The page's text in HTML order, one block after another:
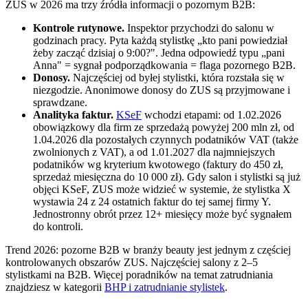
ZUS w 2026 ma trzy źródła informacji o pozornym B2B:
Kontrole rutynowe. Inspektor przychodzi do salonu w
godzinach pracy. Pyta każdą stylistkę „kto pani powiedział
żeby zacząć dzisiaj o 9:00?". Jedna odpowiedź typu „pani
Anna" = sygnał podporządkowania = flaga pozornego B2B.
Donosy. Najczęściej od byłej stylistki, która rozstała się w
niezgodzie. Anonimowe donosy do ZUS są przyjmowane i
sprawdzane.
Analityka faktur. KSeF wchodzi etapami: od 1.02.2026
obowiązkowy dla firm ze sprzedażą powyżej 200 mln zł, od
1.04.2026 dla pozostałych czynnych podatników VAT (także
zwolnionych z VAT), a od 1.01.2027 dla najmniejszych
podatników wg kryterium kwotowego (faktury do 450 zł,
sprzedaż miesięczna do 10 000 zł). Gdy salon i stylistki są już
objęci KSeF, ZUS może widzieć w systemie, że stylistka X
wystawia 24 z 24 ostatnich faktur do tej samej firmy Y.
Jednostronny obrót przez 12+ miesięcy może być sygnałem
do kontroli.
Trend 2026: pozorne B2B w branży beauty jest jednym z częściej
kontrolowanych obszarów ZUS. Najczęściej salony z 2–5
stylistkami na B2B. Więcej poradników na temat zatrudniania
znajdziesz w kategorii BHP i zatrudnianie stylistek.